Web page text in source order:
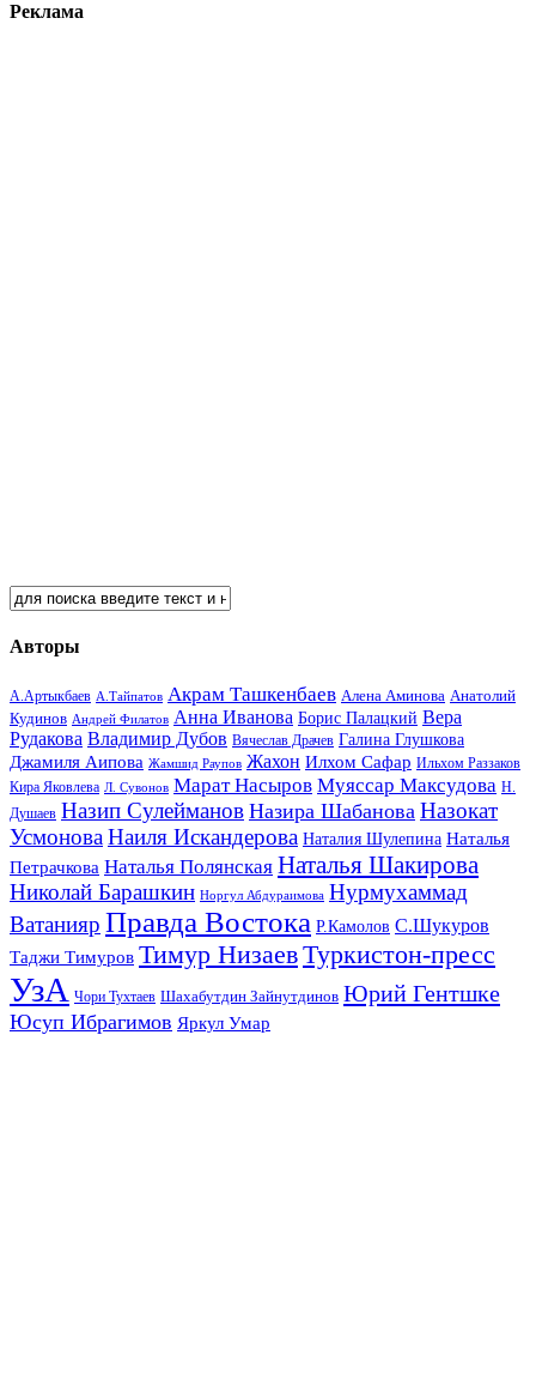
Реклама
Авторы
А.Артыкбаев А.Тайпатов Акрам Ташкенбаев Алена Аминова Анатолий
Кудинов Андрей Филатов Анна Иванова Борис Палацкий Вера
Рудакова Владимир Дубов Вячеслав Драчев Галина Глушкова
Джамиля Аипова Жамшид Раупов Жахон Илхом Сафар Ильхом Раззаков
Кира Яковлева Л. Сувонов Марат Насыров Муяссар Максудова Н.
Душаев Назип Сулейманов Назира Шабанова Назокат
УсмоноваНаиля Искандерова Наталия Шулепина Наталья
Петрачкова Наталья Полянская Наталья Шакирова
Николай Барашкин Норгул Абдураимова Нурмухаммад
Ватанияр Правда Востока Р.Камолов С.Шукуров
Таджи Тимуров Тимур НизаевТуркистон-пресс
УзА Чори Тухтаев Шахабутдин Зайнутдинов Юрий Гентшке
Юсуп Ибрагимов Яркул Умар